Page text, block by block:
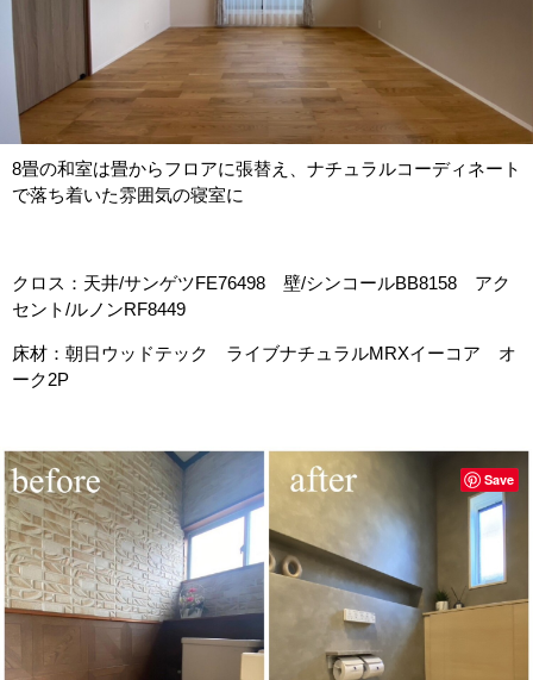
8畳の和室は畳からフロアに張替え、ナチュラルコーディネート
で落ち着いた雰囲気の寝室に
クロス：天井/サンゲツFE76498 壁/シンコールBB8158 アク
セント/ルノンRF8449
床材：朝日ウッドテック ライブナチュラルMRXイーコア オ
ーク2P
Save